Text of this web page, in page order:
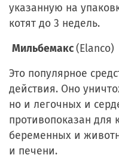
указанную на
котят до 3 недель.
Мильбемакс(Elanco)
Это популярное
действия. Оно
но и легочных и
противопоказан для
беременных и
и печени.